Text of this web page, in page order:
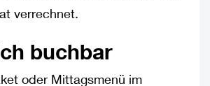
verrechnet.
buchbar
oder Mittagsmenü im